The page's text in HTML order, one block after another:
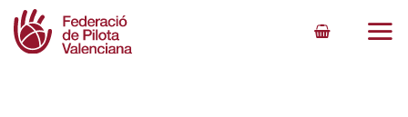
Skip
content